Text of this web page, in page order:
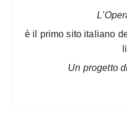
è il primo sito italiano
Un progetto